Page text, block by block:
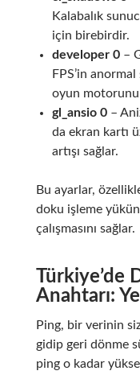
Kalabalık
için birebirdir.
developer 0–
FPS’in
oyun motorunu
gl_ansio 0–
da ekran kartı
artışı sağlar.
Bu ayarlar,
doku işleme
çalışmasını sağlar.
Türkiye’de
Anahtarı:
Ping, bir verinin
gidip geri dönme
ping o kadar